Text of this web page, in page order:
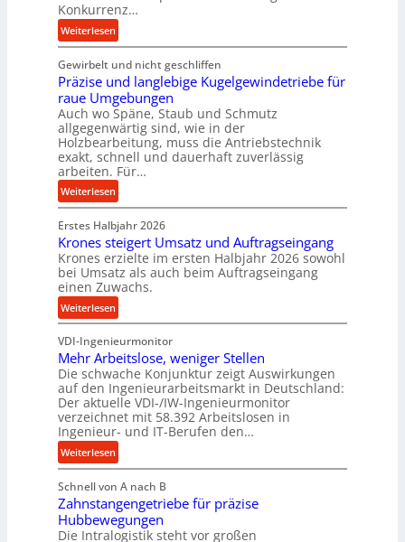
a
n
c
b
e
i
m
D
r
ü
c
k
p
r
o
z
e
s
Konkurrenz…
Weiterlesen:
K
u
g
e
l
g
e
w
i
n
e
r
i
b
u
n
d
H
y
d
r
a
l
i
k
Gewirbelt und nicht geschliffen
Präzise und langlebige Kugelgewindetriebe für
raue Umgebungen
Auch wo Späne, Staub und Schmutz
allgegenwärtig sind, wie in der
Holzbearbeitung, muss die Antriebstechnik
exakt, schnell und dauerhaft zuverlässig
arbeiten. Für…
Weiterlesen:
P
r
ä
z
i
s
e
u
n
d
l
a
n
g
e
b
i
g
e
Erstes Halbjahr 2026
Krones steigert Umsatz und Auftragseingang
Krones erzielte im ersten Halbjahr 2026 sowohl
bei Umsatz als auch beim Auftragseingang
einen Zuwachs.
Weiterlesen:
K
r
o
n
e
s
s
t
e
g
e
r
VDI-Ingenieurmonitor
Mehr Arbeitslose, weniger Stellen
Die schwache Konjunktur zeigt Auswirkungen
auf den Ingenieurarbeitsmarkt in Deutschland:
Der aktuelle VDI-/IW-Ingenieurmonitor
verzeichnet mit 58.392 Arbeitslosen in
Ingenieur- und IT-Berufen den…
Weiterlesen:
M
e
h
r
A
Schnell von A nach B
Zahnstangengetriebe für präzise
Hubbewegungen
Die Intralogistik steht vor großen